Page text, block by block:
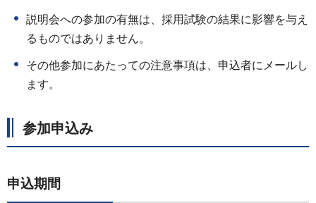
説明会への参加の有無は、採用試験の結果に影響を与え
るものではありません。
その他参加にあたっての注意事項は、申込者にメールし
ます。
参加申込み
申込期間